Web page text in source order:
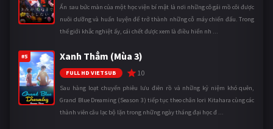
Ẩn sau bức màn của một học viện bí mật là nơi những cô gái mồ côi được
nuôi dưỡng và huấn luyện để trở thành những cỗ máy chiến đấu. Trong
thế giới khắc nghiệt ấy, cái chết được xem là điều hiển nh ...
#5 Xanh Thẳm (Mùa 3)
FULL HD VIETSUB 10
Sau hàng loạt chuyến phiêu lưu điên rồ và những kỷ niệm khó quên,
Grand Blue Dreaming (Season 3) tiếp tục theo chân Iori Kitahara cùng các
thành viên câu lạc bộ lặn trong những ngày tháng đại học đ ...